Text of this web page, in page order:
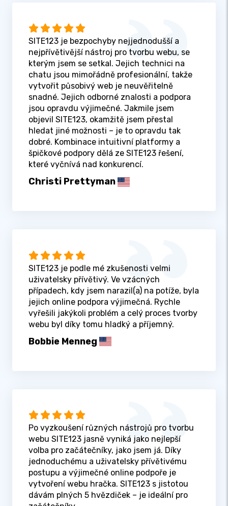
SITE123 je bezpochyby nejjednodušší a
nejpřívětivější nástroj pro tvorbu webu, se
kterým jsem se setkal. Jejich technici na
chatu jsou mimořádně profesionální, takže
vytvořit působivý web je neuvěřitelně
snadné. Jejich odborné znalosti a podpora
jsou opravdu výjimečné. Jakmile jsem
objevil SITE123, okamžitě jsem přestal
hledat jiné možnosti – je to opravdu tak
dobré. Kombinace intuitivní platformy a
špičkové podpory dělá ze SITE123 řešení,
které vyčnívá nad konkurencí.
Christi Prettyman
SITE123 je podle mé zkušenosti velmi
uživatelsky přívětivý. Ve vzácných
případech, kdy jsem narazil(a) na potíže, byla
jejich online podpora výjimečná. Rychle
vyřešili jakýkoli problém a celý proces tvorby
webu byl díky tomu hladký a příjemný.
Bobbie Menneg
Po vyzkoušení různých nástrojů pro tvorbu
webu SITE123 jasně vyniká jako nejlepší
volba pro začátečníky, jako jsem já. Díky
jednoduchému a uživatelsky přívětivému
postupu a výjimečné online podpoře je
vytvoření webu hračka. SITE123 s jistotou
dávám plných 5 hvězdiček – je ideální pro